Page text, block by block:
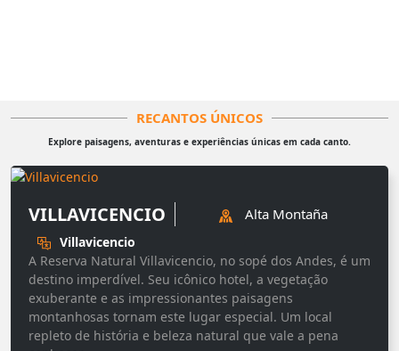
RECANTOS ÚNICOS
Explore paisagens, aventuras e experiências únicas em cada canto.
VILLAVICENCIO Alta Montaña
Villavicencio
A Reserva Natural Villavicencio, no sopé dos Andes, é um
destino imperdível. Seu icônico hotel, a vegetação
exuberante e as impressionantes paisagens
montanhosas tornam este lugar especial. Um local
repleto de história e beleza natural que vale a pena